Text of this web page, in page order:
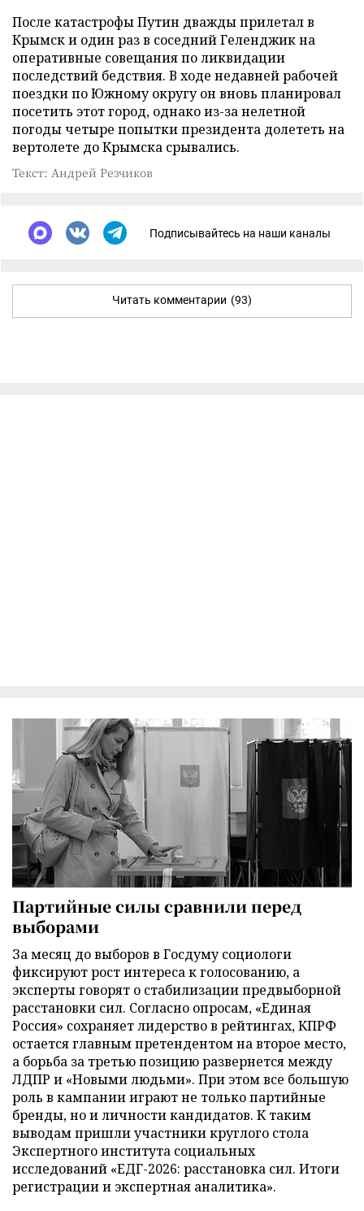
После катастрофы Путин дважды прилетал в
Крымск и один раз в соседний Геленджик на
оперативные совещания по ликвидации
последствий бедствия. В ходе недавней рабочей
поездки по Южному округу он вновь планировал
посетить этот город, однако из-за нелетной
погоды четыре попытки президента долететь на
вертолете до Крымска срывались.
Текст: Андрей Резчиков
Подписывайтесь на наши каналы
Читать комментарии (93)
Партийные силы сравнили перед
выборами
За месяц до выборов в Госдуму социологи
фиксируют рост интереса к голосованию, а
эксперты говорят о стабилизации предвыборной
расстановки сил. Согласно опросам, «Единая
Россия» сохраняет лидерство в рейтингах, КПРФ
остается главным претендентом на второе место,
а борьба за третью позицию развернется между
ЛДПР и «Новыми людьми». При этом все большую
роль в кампании играют не только партийные
бренды, но и личности кандидатов. К таким
выводам пришли участники круглого стола
Экспертного института социальных
исследований «ЕДГ-2026: расстановка сил. Итоги
регистрации и экспертная аналитика».